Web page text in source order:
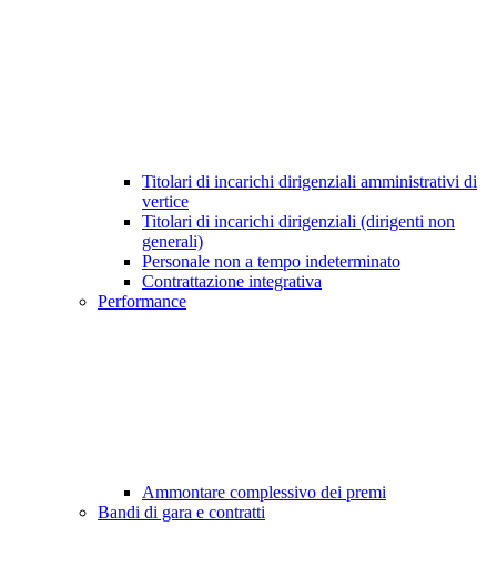
Titolari di incarichi dirigenziali amministrativi di
vertice
Titolari di incarichi dirigenziali (dirigenti non
generali)
Personale non a tempo indeterminato
Contrattazione integrativa
Performance
Ammontare complessivo dei premi
Bandi di gara e contratti